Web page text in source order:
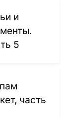
и
5
часть